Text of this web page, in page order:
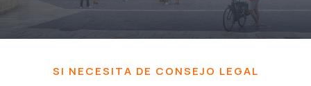
SI NECESITA DE CONSEJO LEGAL